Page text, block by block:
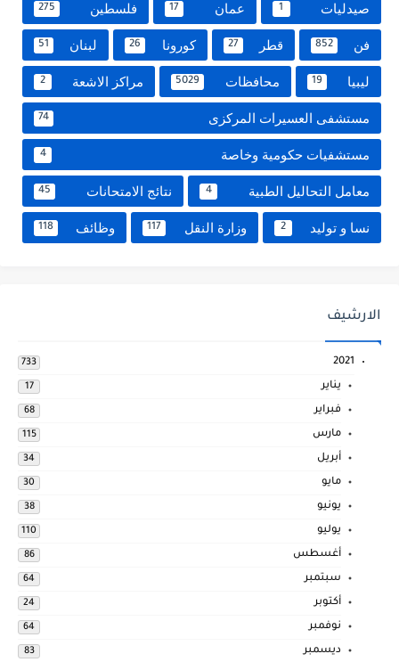
صيدليات 1 عمان 17 فلسطين 275
فن 852 قطر 27 كورونا 26 لبنان 51
ليبيا 19 محافظات 5029 مراكز الاشعة 2
مستشفى العسيرات المركزى 74
مستشفيات حكومية وخاصة 4
معامل التحاليل الطبية 4 نتائج الامتحانات 45
نسا و توليد 2 وزارة النقل 117 وظائف 118
الارشيف
2021
733
يناير 17
فبراير 68
مارس 115
أبريل 34
مايو 30
يونيو 38
يوليو 110
أغسطس 86
سبتمبر 64
أكتوبر 24
نوفمبر 64
ديسمبر 83